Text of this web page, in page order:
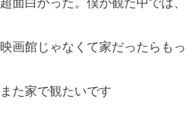
映画館じゃなくて家だったらも
また家で観たいです